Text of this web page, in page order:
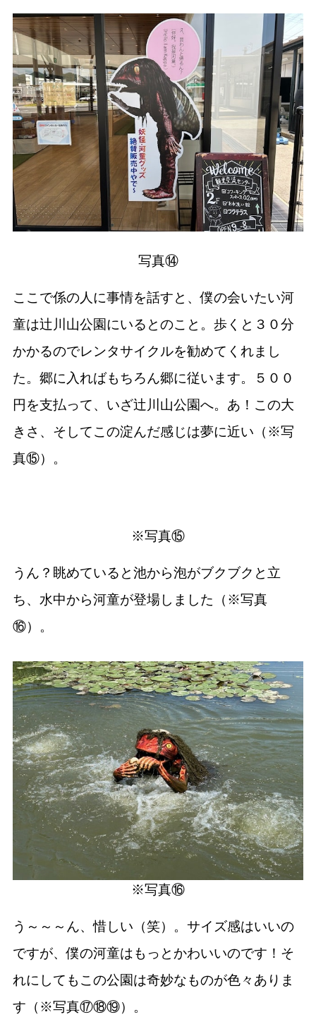
写真⑭
ここで係の人に事情を話すと、僕の会いたい河
童は辻川山公園にいるとのこと。歩くと３０分
かかるのでレンタサイクルを勧めてくれまし
た。郷に入ればもちろん郷に従います。５００
円を支払って、いざ辻川山公園へ。あ！この大
きさ、そしてこの淀んだ感じは夢に近い（※写
真⑮）。
※写真⑮
うん？眺めていると池から泡がブクブクと立
ち、水中から河童が登場しました（※写真
⑯）。
※写真⑯
う～～～ん、惜しい（笑）。サイズ感はいいの
ですが、僕の河童はもっとかわいいのです！そ
れにしてもこの公園は奇妙なものが色々ありま
す（※写真⑰⑱⑲）。